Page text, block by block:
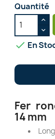
Quantité
 En
Fer
14 mm